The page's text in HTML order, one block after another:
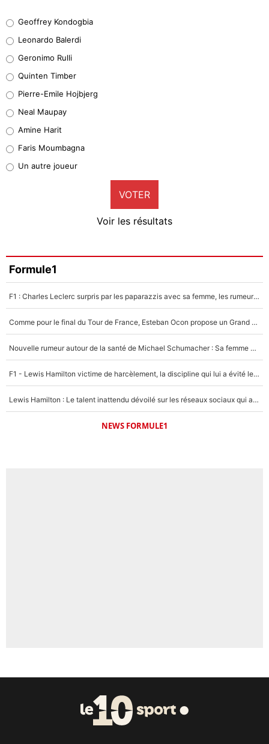
38%
32%
4%
1%
9%
Faris Moumbagna
5%
Un autre joueur
5%
Geoffrey Kondogbia
Leonardo Balerdi
Geronimo Rulli
Quinten Timber
Pierre-Emile Hojbjerg
Neal Maupay
Amine Harit
Faris Moumbagna
Un autre joueur
VOTER
Voir les résultats
Formule1
F1 : Charles Leclerc surpris par les paparazzis avec sa femme, les rumeurs étaient vraies !
Comme pour le final du Tour de France, Esteban Ocon propose un Grand Prix de Formule 1 à Paris : «Autour de l’Arc de Triomphe, ce serait génial» !
Nouvelle rumeur autour de la santé de Michael Schumacher : Sa femme Corinna sort du silence
F1 - Lewis Hamilton victime de harcèlement, la discipline qui lui a évité le pire : «J'aurais probablement mal tourné»
Lewis Hamilton : Le talent inattendu dévoilé sur les réseaux sociaux qui a impressionné Kim Kardashian pendant leurs vacances en amoureux !
NEWS FORMULE1